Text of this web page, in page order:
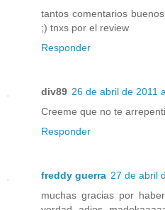
tantos comentarios
;) tnxs por el review
Responder
div89 26 de abril de 2011
Creeme que no te
Responder
freddy guerra 27 de abril
muchas gracias por